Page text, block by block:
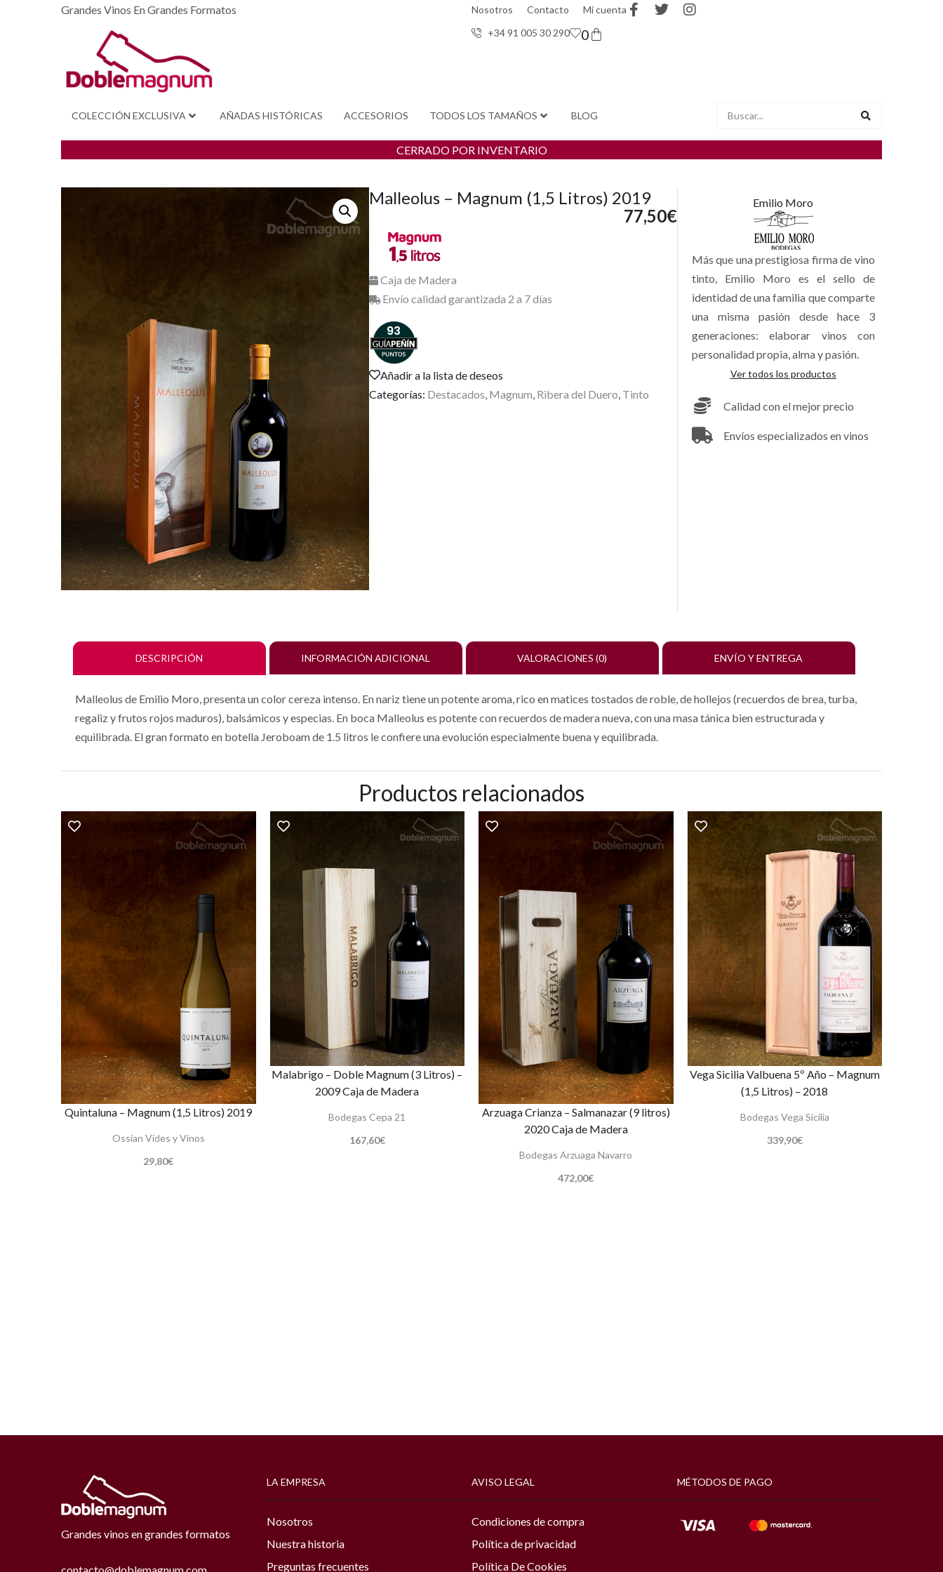
Grandes Vinos En Grandes Formatos Nosotros Contacto
Mi cuenta
+34 91 005 30 290 0
COLECCIÓN EXCLUSIVA AÑADAS HISTÓRICAS ACCESORIOS TODOS LOS TAMAÑOS BLOG
CERRADO POR INVENTARIO
Malleolus – Magnum (1,5 Litros) 2019
77,50€
Caja de Madera
Envío calidad garantizada 2 a 7 días
93
Añadir a la lista de deseos
Categorías: Destacados Magnum Ribera del Duero Tinto
Emilio Moro
Más que una prestigiosa firma de vino
tinto, Emilio Moro es el sello de
identidad de una familia que comparte
una misma pasión desde hace 3
generaciones: elaborar vinos con
personalidad propia, alma y pasión.
Ver todos los productos
Calidad con el mejor precio
Envíos especializados en vinos
DESCRIPCIÓN INFORMACIÓN ADICIONAL VALORACIONES (0) ENVÍO Y ENTREGA
Malleolus de Emilio Moro, presenta un color cereza intenso. En nariz tiene un potente aroma, rico en matices tostados de roble, de hollejos (recuerdos de brea, turba,
regaliz y frutos rojos maduros), balsámicos y especias. En boca Malleolus es potente con recuerdos de madera nueva, con una masa tánica bien estructurada y
equilibrada. El gran formato en botella Jeroboam de 1.5 litros le confiere una evolución especialmente buena y equilibrada.
Productos relacionados
Quintaluna – Magnum (1,5 Litros) 2019
Ossian Vides y Vinos
29,80€
Malabrigo – Doble Magnum (3 Litros) –
2009 Caja de Madera
Bodegas Cepa 21
167,60€
Arzuaga Crianza – Salmanazar (9 litros)
2020 Caja de Madera
Bodegas Arzuaga Navarro
472,00€
Vega Sicilia Valbuena 5º Año – Magnum
(1,5 Litros) – 2018
Bodegas Vega Sicilia
339,90€
Grandes vinos en grandes formatos
contacto@doblemagnum.com
LA EMPRESA
Nosotros
Nuestra historia
Preguntas frecuentes
AVISO LEGAL
Condiciones de compra
Política de privacidad
Política De Cookies
MÉTODOS DE PAGO